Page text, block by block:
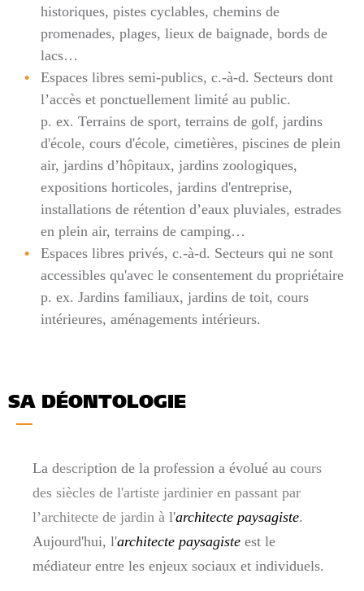
historiques, pistes cyclables, chemins de
promenades, plages, lieux de baignade, bords de
lacs…
Espaces libres semi-publics, c.-à-d. Secteurs dont
l’accès et ponctuellement limité au public.
p. ex. Terrains de sport, terrains de golf, jardins
d'école, cours d'école, cimetières, piscines de plein
air, jardins d’hôpitaux, jardins zoologiques,
expositions horticoles, jardins d'entreprise,
installations de rétention d’eaux pluviales, estrades
en plein air, terrains de camping…
Espaces libres privés, c.-à-d. Secteurs qui ne sont
accessibles qu'avec le consentement du propriétaire
p. ex. Jardins familiaux, jardins de toit, cours
intérieures, aménagements intérieurs.
SA DÉONTOLOGIE
La description de la profession a évolué au cours
des siècles de l'artiste jardinier en passant par
l’architecte de jardin à l'architecte paysagiste.
Aujourd'hui, l'architecte paysagiste est le
médiateur entre les enjeux sociaux et individuels.